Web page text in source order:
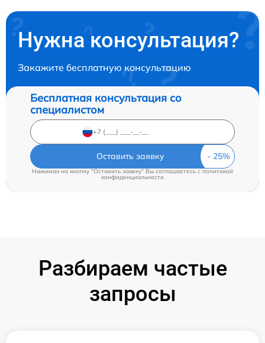
Нужна консультация?
Закажите бесплатную консультацию
Бесплатная консультация со
специалистом
Оставить заявку
Нажимая на кнопку "Оставить заявку" Вы соглашаетесь cполитикой
конфиденциальности
Разбираем частые
запросы